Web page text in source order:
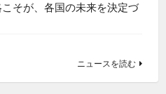
そが、各国の未来を決定づ
ニュースを読む